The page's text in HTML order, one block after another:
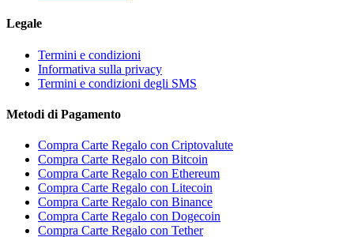
Legale
Termini e condizioni
Informativa sulla privacy
Termini e condizioni degli SMS
Metodi di Pagamento
Compra Carte Regalo con Criptovalute
Compra Carte Regalo con Bitcoin
Compra Carte Regalo con Ethereum
Compra Carte Regalo con Litecoin
Compra Carte Regalo con Binance
Compra Carte Regalo con Dogecoin
Compra Carte Regalo con Tether